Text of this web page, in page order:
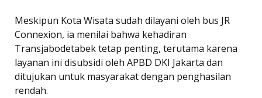
Meskipun Kota Wisata sudah dilayani oleh bus JR
Connexion, ia menilai bahwa kehadiran
Transjabodetabek tetap penting, terutama karena
layanan ini disubsidi oleh APBD DKI Jakarta dan
ditujukan untuk masyarakat dengan penghasilan
rendah.